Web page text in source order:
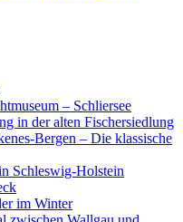
– Schliersee
in der alten Fischersiedlung
Bergen – Die klassische
Schleswig-Holstein
im Winter